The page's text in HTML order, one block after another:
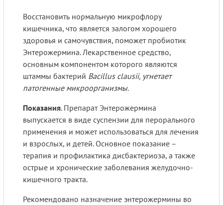
Восстановить нормальную микрофлору
кишечника, что является залогом хорошего
здоровья и самочувствия, поможет пробиотик
Энтерожермина. Лекарственное средство,
основным компонентом которого являются
штаммы бактерий Bacillus clausii, угнетает
патогенные микроорганизмы.
Показания. Препарат Энтерожермина
выпускается в виде суспензии для перорального
применения и может использоваться для лечения
и взрослых, и детей. Основное показание –
терапия и профилактика дисбактериоза, а также
острые и хронические заболевания желудочно-
кишечного тракта.
Рекомендовано назначение энтерожермины во